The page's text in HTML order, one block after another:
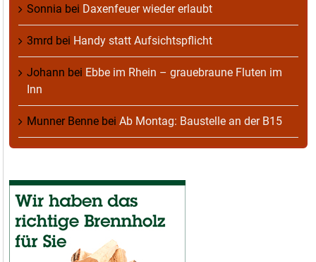
Sonnia bei Daxenfeuer wieder erlaubt
3mrd bei Handy statt Aufsichtspflicht
Johann bei Ebbe im Rhein – grauebraune Fluten im
Inn
Munner Benne bei Ab Montag: Baustelle an der B15